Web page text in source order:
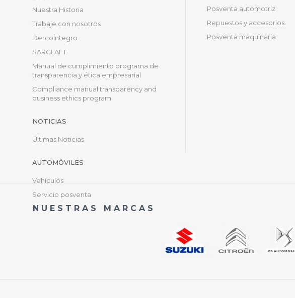
Nuestra Historia
Trabaje con nosotros
DercoÍntegro
SARGLAFT
Manual de cumplimiento programa de
transparencia y ética empresarial
Compliance manual transparency and
business ethics program
NOTICIAS
Últimas Noticias
AUTOMÓVILES
Vehículos
Servicio posventa
Posventa automotriz
Repuestos y accesorios
Posventa maquinaria
NUESTRAS MARCAS